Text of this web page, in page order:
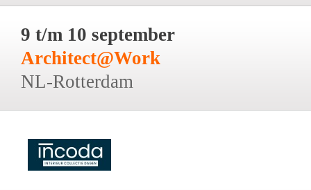
9 t/m 10 september
Architect@Work
NL-Rotterdam